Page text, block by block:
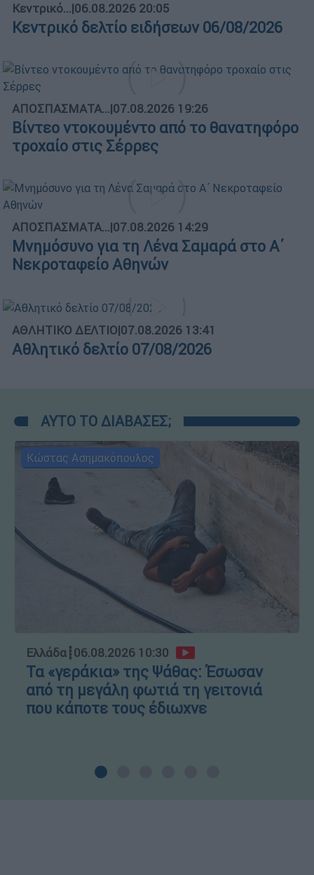
Κεντρικό...|06.08.2026 20:05
Κεντρικό δελτίο ειδήσεων 06/08/2026
ΑΠΟΣΠΑΣΜΑΤΑ...|07.08.2026 19:26
Βίντεο ντοκουμέντο από το θανατηφόρο
τροχαίο στις Σέρρες
ΑΠΟΣΠΑΣΜΑΤΑ...|07.08.2026 14:29
Μνημόσυνο για τη Λένα Σαμαρά στο Α΄
Νεκροταφείο Αθηνών
ΑΘΛΗΤΙΚΟ ΔΕΛΤΙΟ|07.08.2026 13:41
Αθλητικό δελτίο 07/08/2026
ΑΥΤΟ ΤΟ ΔΙΑΒΑΣΕΣ;
Κώστας Ασημακόπουλος
Ελλάδα┋06.08.2026 10:30
Τα «γεράκια» της Ψάθας: Έσωσαν
από τη μεγάλη φωτιά τη γειτονιά
που κάποτε τους έδιωχνε